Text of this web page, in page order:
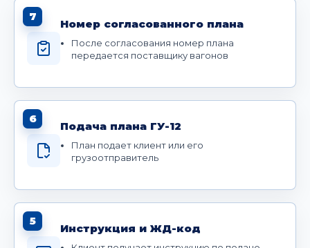
7
Номер согласованного плана
После согласования номер плана
передается поставщику вагонов
6
Подача плана ГУ-12
План подает клиент или его
грузоотправитель
5
Инструкция и ЖД-код